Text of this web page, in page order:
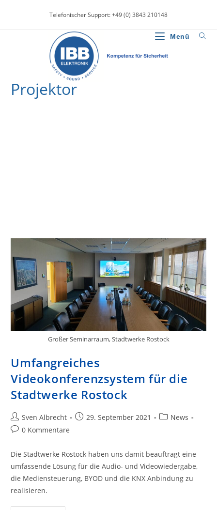
springen
Telefonischer Support: +49 (0) 3843 210148
Menü
Projektor
Großer Seminarraum, Stadtwerke Rostock
Umfangreiches
Videokonferenzsystem für die
Stadtwerke Rostock
Beitrags-
Autor:
Sven Albrecht
Beitrag29. September 2021
Beitrags-
News
Beitrags-
0 Kommentare
Die Stadtwerke Rostock haben uns damit beauftragt eine
umfassende Lösung für die Audio- und Videowiedergabe,
die Mediensteuerung, BYOD und die KNX Anbindung zu
realisieren.